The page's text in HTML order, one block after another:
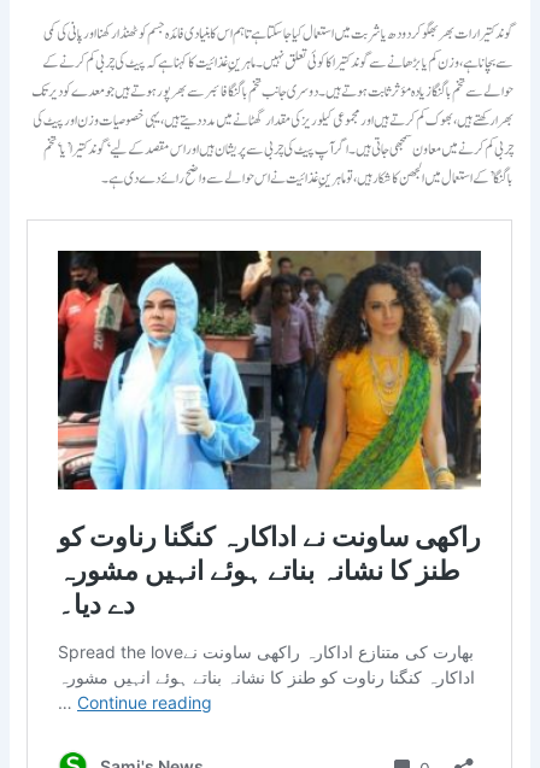
گوند کتیرا رات بھر بھگو کر دودھ یا شربت میں استعمال کیا جا سکتا ہے تاہم اس کا بنیادی فائدہ جسم کو ٹھنڈا رکھنا اور پانی کی کمی
سے بچانا ہے، وزن کم یا بڑھانے سے گوند کتیرا کا کوئی تعلق نہیں۔ماہرینِ غذائیت کا کہنا ہے کہ پیٹ کی چربی کم کرنے کے
حوالے سے تخم بالنگا زیادہ مؤثر ثابت ہوتے ہیں۔دوسری جانب تخم بالنگا فائبر سے بھرپور ہوتے ہیں جو معدے کو دیر تک
بھرا رکھتے ہیں، بھوک کم کرتے ہیں اور مجموعی کیلوریز کی مقدار گھٹانے میں مدد دیتے ہیں، یہی خصوصیات وزن اور پیٹ کی
چربی کم کرنے میں معاون سمجھی جاتی ہیں۔اگر آپ پیٹ کی چربی سے پریشان ہیں اور اس مقصد کے لیے ‘گوند کتیرا’ یا ‘تخم
بالنگا’ کے استعمال میں الجھن کا شکار ہیں، تو ماہرینِ غذائیت نے اس حوالے سے واضح رائے دے دی ہے۔